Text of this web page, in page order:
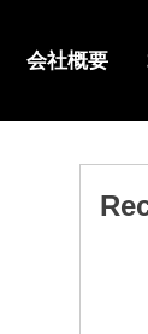
会社概要